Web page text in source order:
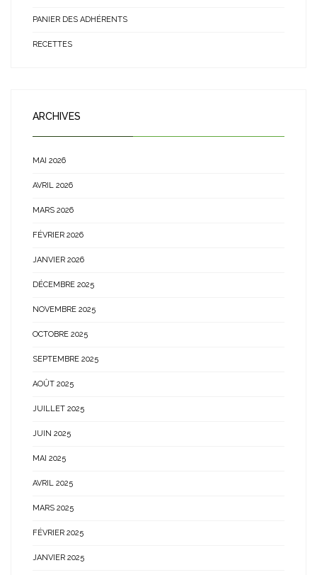
PANIER DES ADHÉRENTS
RECETTES
ARCHIVES
MAI 2026
AVRIL 2026
MARS 2026
FÉVRIER 2026
JANVIER 2026
DÉCEMBRE 2025
NOVEMBRE 2025
OCTOBRE 2025
SEPTEMBRE 2025
AOÛT 2025
JUILLET 2025
JUIN 2025
MAI 2025
AVRIL 2025
MARS 2025
FÉVRIER 2025
JANVIER 2025